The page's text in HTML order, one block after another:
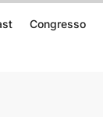
Congresso